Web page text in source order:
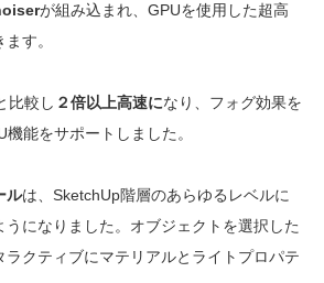
が組み込まれ、GPUを使用した超高
す。
比較し ２倍以上高速になり、フォグ効果を
能をサポートしました。
ルは、SketchUp階層のあらゆるレベルに
になりました。オブジェクトを選択した
ラクティブにマテリアルとライトプロパテ